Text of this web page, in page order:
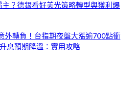
？德銀看好美光策略轉型與獲利爆
外轉負！台指期夜盤大漲逾700點衝
預期降溫：實用攻略